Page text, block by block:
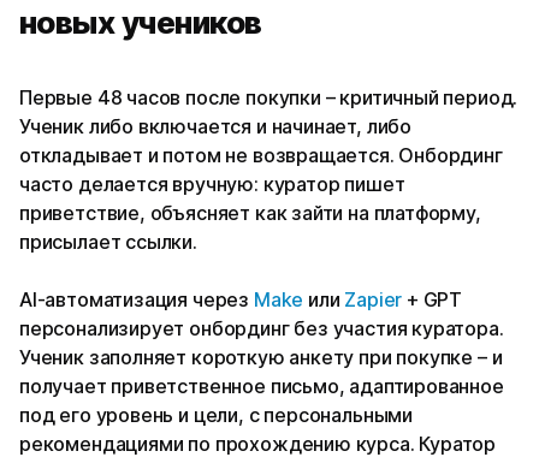
новых учеников
Первые 48 часов после покупки – критичный период.
Ученик либо включается и начинает, либо
откладывает и потом не возвращается. Онбординг
часто делается вручную: куратор пишет
приветствие, объясняет как зайти на платформу,
присылает ссылки.
AI-автоматизация через Make или Zapier + GPT
персонализирует онбординг без участия куратора.
Ученик заполняет короткую анкету при покупке – и
получает приветственное письмо, адаптированное
под его уровень и цели, с персональными
рекомендациями по прохождению курса. Куратор